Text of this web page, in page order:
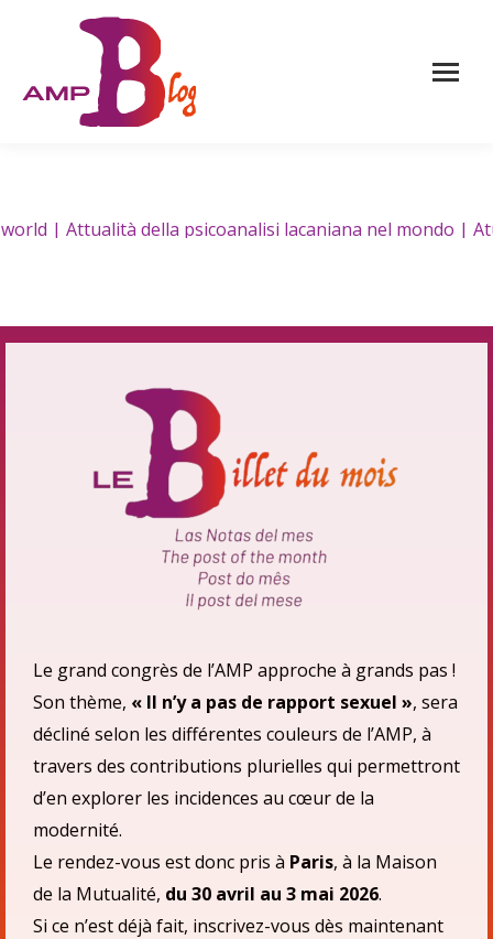
| Attualità della psicoanalisi lacaniana nel mondo |
Le grand congrès de l’AMP approche à grands pas !
Son thème, « Il n’y a pas de rapport sexuel », sera
décliné selon les différentes couleurs de l’AMP, à
travers des contributions plurielles qui permettront
d’en explorer les incidences au cœur de la
modernité.
Le rendez-vous est donc pris à Paris, à la Maison
de la Mutualité, du 30 avril au 3 mai 2026.
Si ce n’est déjà fait, inscrivez-vous dès maintenant